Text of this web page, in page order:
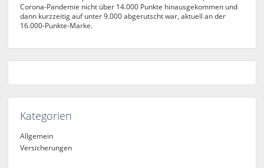
Corona-Pandemie nicht über 14.000 Punkte hinausgekommen und
dann kurzzeitig auf unter 9.000 abgerutscht war, aktuell an der
16.000-Punkte-Marke.
Kategorien
Allgemein
Versicherungen